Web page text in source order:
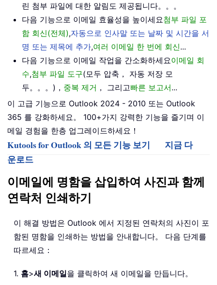
린 첨부 파일에 대한 알림도 제공됩니다。。。
다음 기능으로 이메일 효율성을 높이세요첨부 파일 포
함 회신(전체),자동으로 인사말 또는 날짜 및 시간을 서
명 또는 제목에 추가,여러 이메일 한 번에 회신...
다음 기능으로 이메일 작업을 간소화하세요이메일 회
수,첨부 파일 도구(모두 압축， 자동 저장 모
두。。。)， 중복 제거 ， 그리고빠른 보고서...
이 고급 기능으로 Outlook 2024 - 2010 또는 Outlook
365 를 강화하세요。 100+가지 강력한 기능을 즐기며 이
메일 경험을 한층 업그레이드하세요！
Kutools for Outlook 의 모든 기능 보기
지금 다
운로드
이메일에 명함을 삽입하여 사진과 함께
연락처 인쇄하기
이 해결 방법은 Outlook 에서 지정된 연락처의 사진이 포
함된 명함을 인쇄하는 방법을 안내합니다。 다음 단계를
따르세요：
1. 홈>새 이메일을 클릭하여 새 이메일을 만듭니다。